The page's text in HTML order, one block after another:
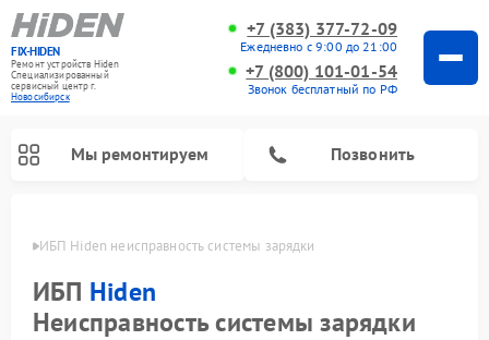
FIX-HIDEN
Ремонт устройств Hiden
Специализированный
cервисный центр г.
Новосибирск
+7 (383) 377-72-09
Ежедневно с 9:00 до 21:00
+7 (800) 101-01-54
Звонок бесплатный по РФ
Мы ремонтируем Позвонить
ИБП Hiden неисправность системы зарядки
ИБП Hiden
Неисправность системы зарядки